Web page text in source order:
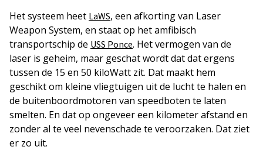
Het systeem heet LaWS, een afkorting van Laser
Weapon System, en staat op het amfibisch
transportschip de USS Ponce. Het vermogen van de
laser is geheim, maar geschat wordt dat dat ergens
tussen de 15 en 50 kiloWatt zit. Dat maakt hem
geschikt om kleine vliegtuigen uit de lucht te halen en
de buitenboordmotoren van speedboten te laten
smelten. En dat op ongeveer een kilometer afstand en
zonder al te veel nevenschade te veroorzaken. Dat ziet
er zo uit.